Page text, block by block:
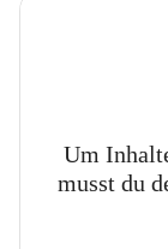
Um
musst du